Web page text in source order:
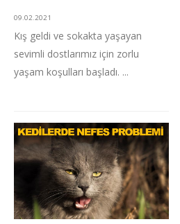
09.02.2021
Kış geldi ve sokakta yaşayan
sevimli dostlarımız için zorlu
yaşam koşulları başladı. ...